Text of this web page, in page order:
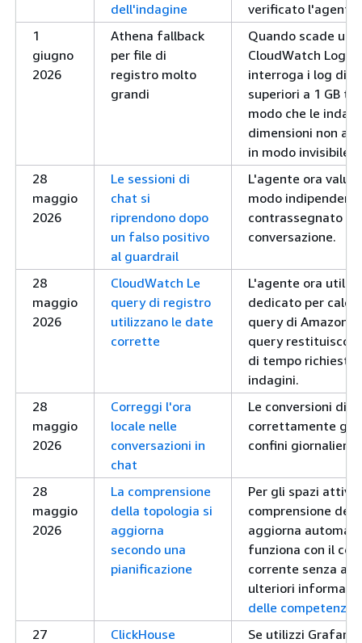
dell'indagine
verificato l'agente
1
giugno
2026
Athena fallback
per file di
registro molto
grandi
Quando scade
CloudWatch Logs
interroga i log di
superiori a 1 GB
modo che le
dimensioni non
in modo invisibile.
28
maggio
2026
Le sessioni di
chat si
riprendono dopo
un falso positivo
al guardrail
L'agente ora
modo
contrassegnato
conversazione.
28
maggio
2026
CloudWatch Le
query di registro
utilizzano le date
corrette
L'agente ora
dedicato per
query di Amazon
query
di tempo richiesto
indagini.
28
maggio
2026
Correggi l'ora
locale nelle
conversazioni in
chat
Le conversioni di
correttamente gli
confini giornalieri.
28
maggio
2026
La comprensione
della topologia si
aggiorna
secondo una
pianificazione
Per gli spazi attivi
comprensione
aggiorna
funziona con il
corrente senza
ulteriori
delle competenze
27
ClickHouse
Se utilizzi